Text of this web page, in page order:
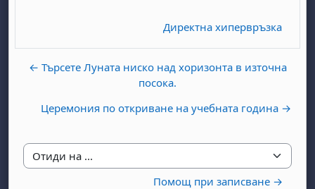
Директна хипервръзка
← Търсете Луната ниско над хоризонта в източна
посока.
Церемония по откриване на учебната година →
Отиди на ...
Помощ при записване →